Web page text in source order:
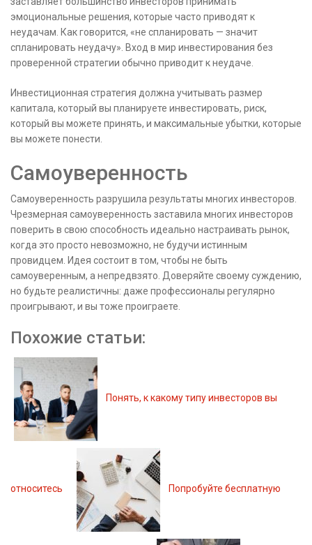
эмоциональные решения, которые часто приводят к
неудачам. Как говорится, «не спланировать — значит
спланировать неудачу». Вход в мир инвестирования без
проверенной стратегии обычно приводит к неудаче.
Инвестиционная стратегия должна учитывать размер
капитала, который вы планируете инвестировать, риск,
который вы можете принять, и максимальные убытки, которые
вы можете понести.
Самоуверенность
Самоуверенность разрушила результаты многих инвесторов.
Чрезмерная самоуверенность заставила многих инвесторов
поверить в свою способность идеально настраивать рынок,
когда это просто невозможно, не будучи истинным
провидцем. Идея состоит в том, чтобы не быть
самоуверенным, а непредвзято. Доверяйте своему суждению,
но будьте реалистичны: даже профессионалы регулярно
проигрывают, и вы тоже проиграете.
Похожие статьи:
Понять, к какому типу инвесторов вы
относитесь Попробуйте бесплатную